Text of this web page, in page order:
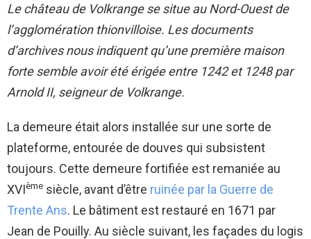
Le château de Volkrange se situe au Nord-Ouest de
l’agglomération thionvilloise. Les documents
d’archives nous indiquent qu’une première maison
forte semble avoir été érigée entre 1242 et 1248 par
Arnold II, seigneur de Volkrange.
La demeure était alors installée sur une sorte de
plateforme, entourée de douves qui subsistent
toujours. Cette demeure fortifiée est remaniée au
XVIème siècle, avant d’être ruinée par la Guerre de
Trente Ans. Le bâtiment est restauré en 1671 par
Jean de Pouilly. Au siècle suivant, les façades du logis